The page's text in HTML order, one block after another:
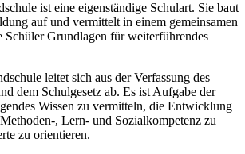
ist eine eigenständige Schulart. Sie baut
auf und vermittelt in einem gemeinsamen
Grundlagen für weiterführendes
leitet sich aus der Verfassung des
dem Schulgesetz ab. Es ist Aufgabe der
Wissen zu vermitteln, die Entwicklung
, Lern- und Sozialkompetenz zu
zu orientieren.